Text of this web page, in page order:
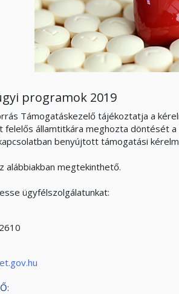
programok 2019
Támogatáskezelő tájékoztatja a
felelős államtitkára meghozta döntését
benyújtott támogatási
alábbiakban megtekinthető.
ügyfélszolgálatunkat: